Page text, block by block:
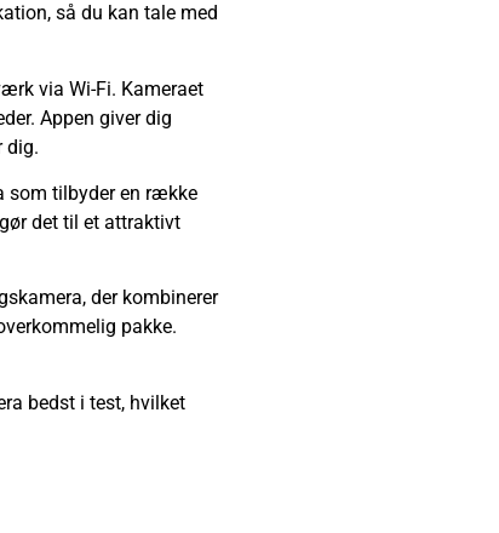
så du kan tale med
via Wi-Fi. Kameraet
Appen giver dig
dig.
som tilbyder en række
det til et attraktivt
der kombinerer
pakke.
bedst i test, hvilket